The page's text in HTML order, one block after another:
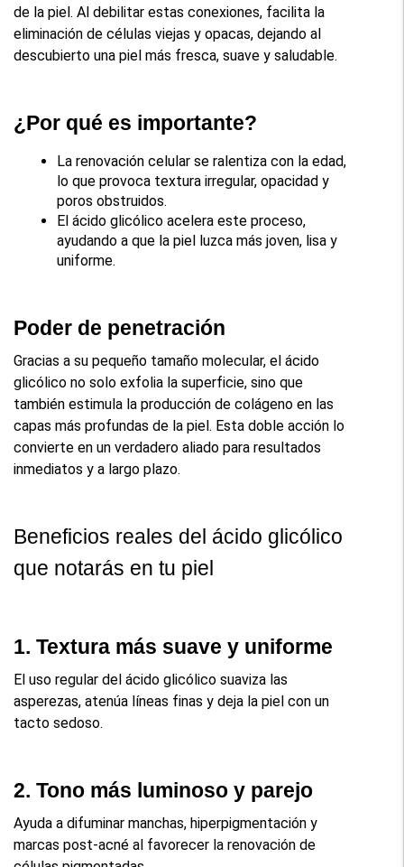
de la piel. Al debilitar estas conexiones, facilita la
eliminación de células viejas y opacas, dejando al
descubierto una piel más fresca, suave y saludable.
¿Por qué es importante?
La renovación celular se ralentiza con la edad,
lo que provoca textura irregular, opacidad y
poros obstruidos.
El ácido glicólico acelera este proceso,
ayudando a que la piel luzca más joven, lisa y
uniforme.
Poder de penetración
Gracias a su pequeño tamaño molecular, el ácido
glicólico no solo exfolia la superficie, sino que
también estimula la producción de colágeno en las
capas más profundas de la piel. Esta doble acción lo
convierte en un verdadero aliado para resultados
inmediatos y a largo plazo.
Beneficios reales del ácido glicólico
que notarás en tu piel
1. Textura más suave y uniforme
El uso regular del ácido glicólico suaviza las
asperezas, atenúa líneas finas y deja la piel con un
tacto sedoso.
2. Tono más luminoso y parejo
Ayuda a difuminar manchas, hiperpigmentación y
marcas post-acné al favorecer la renovación de